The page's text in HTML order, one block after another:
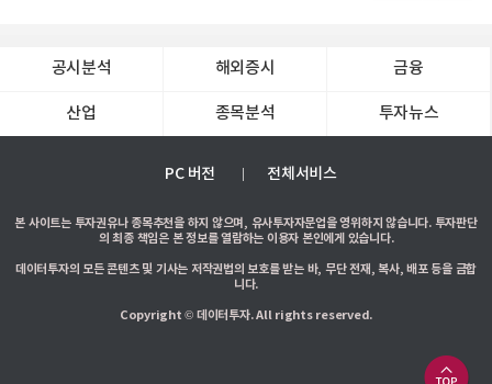
공시분석 해외증시 금융
산업 종목분석 투자뉴스
PC 버전 전체서비스
본 사이트는 투자권유나 종목추천을 하지 않으며, 유사투자자문업을 영위하지 않습니다. 투자판단
의 최종 책임은 본 정보를 열람하는 이용자 본인에게 있습니다.
데이터투자의 모든 콘텐츠 및 기사는 저작권법의 보호를 받는 바, 무단 전재, 복사, 배포 등을 금합
니다.
Copyright © 데이터투자. All rights reserved.